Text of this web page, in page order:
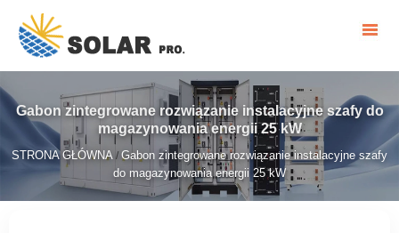
Gabon zintegrowane rozwiązanie instalacyjne szafy do
magazynowania energii 25 kW
STRONA GŁÓWNA / Gabon zintegrowane rozwiązanie instalacyjne szafy
do magazynowania energii 25 kW